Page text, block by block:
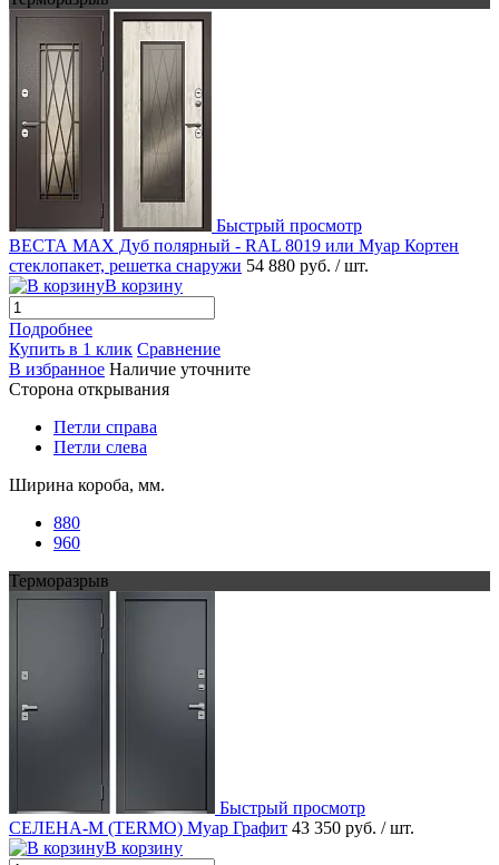
Быстрый просмотр
ВЕСТА MAX Дуб полярный - RAL 8019 или Муар Кортен
стеклопакет, решетка снаружи 54 880 руб. / шт.
В корзину
Подробнее
Купить в 1 клик Сравнение
В избранное Наличие уточните
Сторона открывания
Петли справа
Петли слева
Ширина короба, мм.
880
960
Терморазрыв
Быстрый просмотр
СЕЛЕНА-М (TERMO) Муар Графит 43 350 руб. / шт.
В корзину